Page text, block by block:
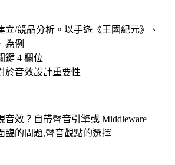
立/競品分析。以手遊《王國紀元》、
為例
鍵 4 欄位
於音效設計重要性
音效？自帶聲音引擎或 Middleware
臨的問題,聲音觀點的選擇